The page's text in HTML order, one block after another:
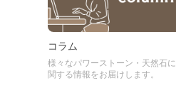
コラム
様々なパワーストーン・天然石に
関する情報をお届けします。